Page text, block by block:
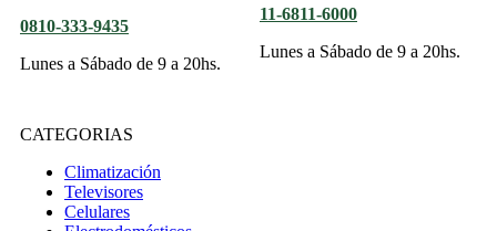
0810-333-9435
Lunes a Sábado de 9 a 20hs.
11-6811-6000
Lunes a Sábado de 9 a 20hs.
CATEGORIAS
Climatización
Televisores
Celulares